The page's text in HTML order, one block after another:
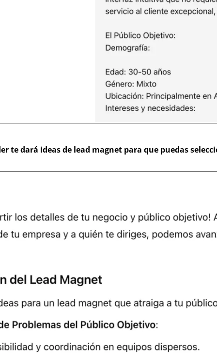
te dará ideas de lead magnet para que puedas